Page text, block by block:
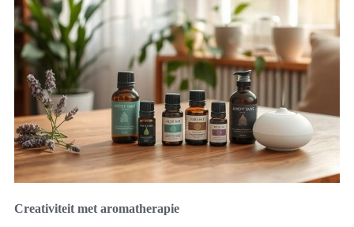
Creativiteit met aromatherapie